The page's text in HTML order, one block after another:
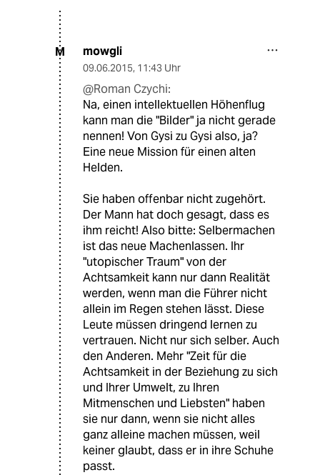
M mowgli
09.06.2015, 11:43 Uhr
@Roman Czychi:
Na, einen intellektuellen Höhenflug
kann man die "Bilder" ja nicht gerade
nennen! Von Gysi zu Gysi also, ja?
Eine neue Mission für einen alten
Helden.
Sie haben offenbar nicht zugehört.
Der Mann hat doch gesagt, dass es
ihm reicht! Also bitte: Selbermachen
ist das neue Machenlassen. Ihr
"utopischer Traum" von der
Achtsamkeit kann nur dann Realität
werden, wenn man die Führer nicht
allein im Regen stehen lässt. Diese
Leute müssen dringend lernen zu
vertrauen. Nicht nur sich selber. Auch
den Anderen. Mehr "Zeit für die
Achtsamkeit in der Beziehung zu sich
und Ihrer Umwelt, zu Ihren
Mitmenschen und Liebsten" haben
sie nur dann, wenn sie nicht alles
ganz alleine machen müssen, weil
keiner glaubt, dass er in ihre Schuhe
passt.